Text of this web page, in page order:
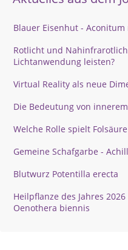
Blauer Eisenhut - Aconitum
Rotlicht und
Lichtanwendung leisten?
Virtual Reality als neue
Die Bedeutung von
Welche Rolle spielt
Gemeine Schafgarbe -
Blutwurz Potentilla erecta
Heilpflanze des Jahres
Oenothera biennis